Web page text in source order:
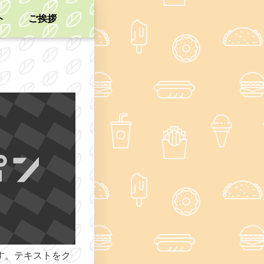
ご挨拶
。テキストをク